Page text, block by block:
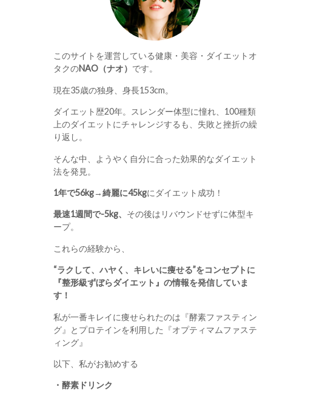
このサイトを運営している健康・美容・ダイエットオ
タクのNAO（ナオ） です。
現在35歳の独身、身長153cm。
ダイエット歴20年。スレンダー体型に憧れ、100種類
上のダイエットにチャレンジするも、失敗と挫折の繰
り返し。
そんな中、ようやく自分に合った効果的なダイエット
法を発見。
1年で56kg→綺麗に45kgにダイエット成功！
最速1週間で-5kg、 その後はリバウンドせずに体型キ
ープ。
これらの経験から、
“ラクして、ハヤく、キレいに痩せる”をコンセプトに
『整形級ずぼらダイエット』の情報を発信していま
す！
私が一番キレイに痩せられたのは『酵素ファスティン
グ』とプロテインを利用した『オプティマムファステ
ィング』
以下、私がお勧めする
・酵素ドリンク